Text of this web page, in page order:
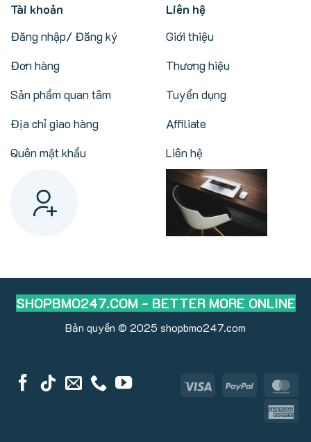
Tài khoản
Đăng nhập/ Đăng ký
Đơn hàng
Sản phẩm quan tâm
Địa chỉ giao hàng
Quên mật khẩu
Liên hệ
Giới thiệu
Thương hiệu
Tuyển dụng
Affiliate
Liên hệ
SHOPBMO247.COM - BETTER MORE ONLINE
Bản quyền © 2025 shopbmo247.com
Visa PayPal